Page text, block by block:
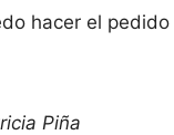
hacer el pedido
Piña